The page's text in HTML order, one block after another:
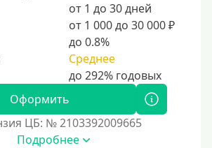
от 1 до 30 дней
от 1 000 до 30 000 ₽
до 0.8%
Среднее
Оформить
ЦБ: № 2103392009665
Подробнее